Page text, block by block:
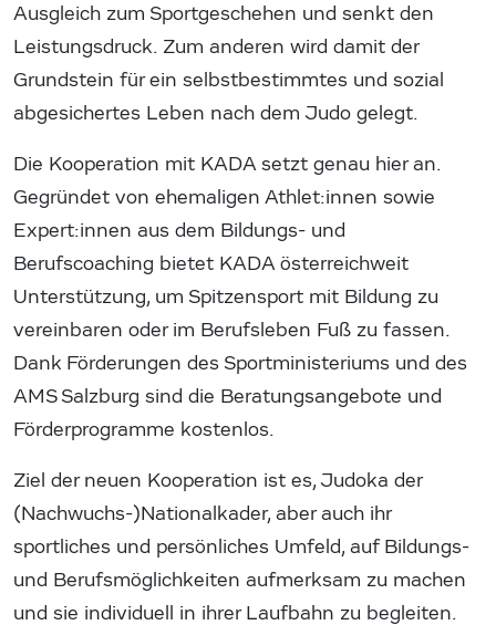
Ausgleich zum Sportgeschehen und senkt den
Leistungsdruck. Zum anderen wird damit der
Grundstein für ein selbstbestimmtes und sozial
abgesichertes Leben nach dem Judo gelegt.
Die Kooperation mit KADA setzt genau hier an.
Gegründet von ehemaligen Athlet:innen sowie
Expert:innen aus dem Bildungs- und
Berufscoaching bietet KADA österreichweit
Unterstützung, um Spitzensport mit Bildung zu
vereinbaren oder im Berufsleben Fuß zu fassen.
Dank Förderungen des Sportministeriums und des
AMS Salzburg sind die Beratungsangebote und
Förderprogramme kostenlos.
Ziel der neuen Kooperation ist es, Judoka der
(Nachwuchs-)Nationalkader, aber auch ihr
sportliches und persönliches Umfeld, auf Bildungs-
und Berufsmöglichkeiten aufmerksam zu machen
und sie individuell in ihrer Laufbahn zu begleiten.